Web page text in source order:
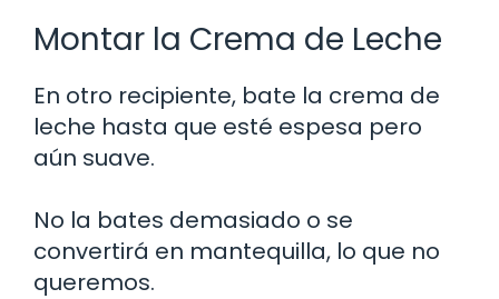
Montar la Crema de Leche
En otro recipiente, bate la crema de
leche hasta que esté espesa pero
aún suave.
No la bates demasiado o se
convertirá en mantequilla, lo que no
queremos.